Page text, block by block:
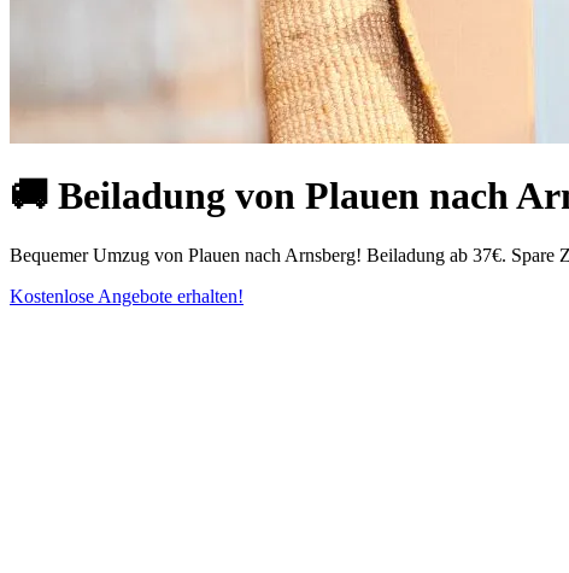
🚚 Beiladung von Plauen nach
Bequemer Umzug von Plauen nach Arnsberg! Beiladung ab 37€.
Kostenlose Angebote erhalten!